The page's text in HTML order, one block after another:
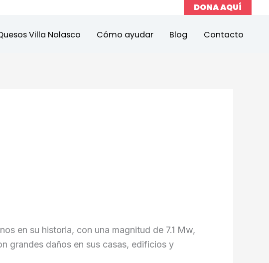
DONA AQUÍ
Villa Nolasco Cómo ayudar Blog Contacto
en su historia, con una magnitud de 7.1 Mw,
grandes daños en sus casas, edificios y